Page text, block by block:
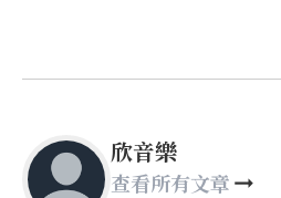
欣音樂
查看所有文章